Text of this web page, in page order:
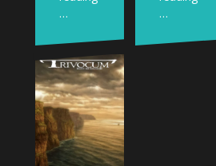
…
…